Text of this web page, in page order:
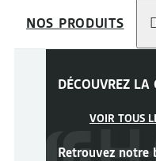
NOS PRODUITS
DÉCOUVREZ LA
VOIR TOUS
Retrouvez notre